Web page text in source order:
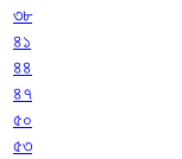
৩৮
৪১
৪৪
৪৭
৫০
৫৩